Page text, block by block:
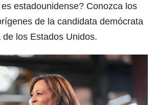
estadounidense? Conozca los
de la candidata demócrata
los Estados Unidos.